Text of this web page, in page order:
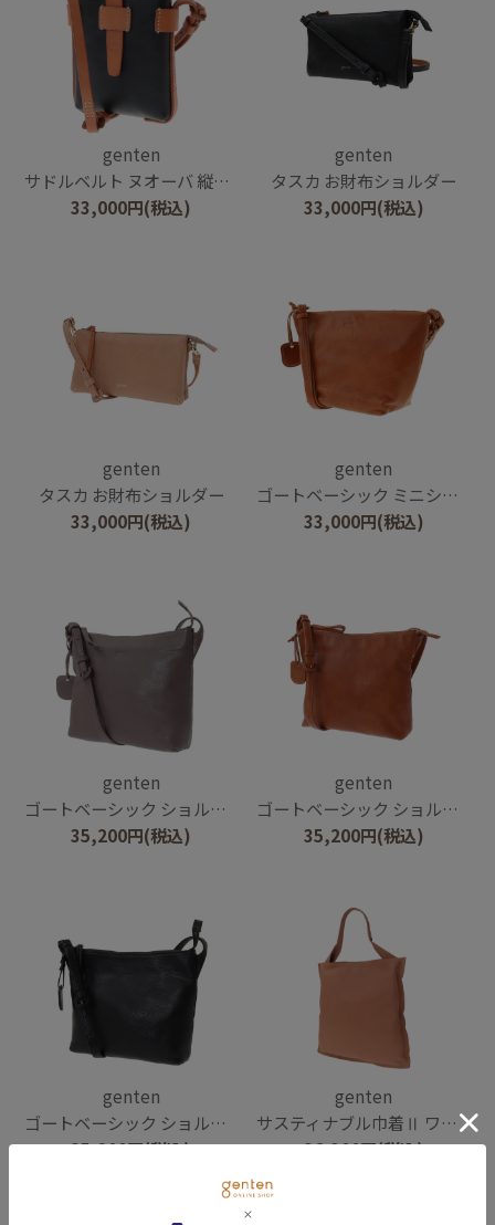
genten
サドルベルト ヌオーバ 縦型コンパクトショルダーバッグ
33,000円(税込)
genten
タスカ お財布ショルダー
33,000円(税込)
genten
タスカ お財布ショルダー
33,000円(税込)
genten
ゴートベーシック ミニショルダー
33,000円(税込)
genten
ゴートベーシック ショルダーバッグ
35,200円(税込)
genten
ゴートベーシック ショルダーバッグ
35,200円(税込)
genten
ゴートベーシック ショルダーバッグ
35,200円(税込)
genten
サスティナブル巾着Ⅱ ワンハンドルトート
36,300円(税込)